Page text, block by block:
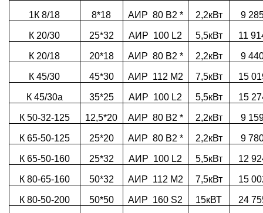
1К 8/18 8*18 АИР 80 В2 * 2,2кВт 9
К 20/30 25*32 АИР 100 L2 5,5кВт 11
К 20/18 20*18 АИР 80 В2 * 2,2кВт 9
К 45/30 45*30 АИР 112 М2 7,5кВт 15
К 45/30а 35*25 АИР 100 L2 5,5кВт 15
К 50-32-125 12,5*20 АИР 80 В2 * 2,2кВт 9
К 65-50-125 25*20 АИР 80 В2 * 2,2кВт 9
К 65-50-160 25*32 АИР 100 L2 5,5кВт 12
К 80-65-160 50*32 АИР 112 М2 7,5кВт 15
К 80-50-200 50*50 АИР 160 S2 15кВТ 24